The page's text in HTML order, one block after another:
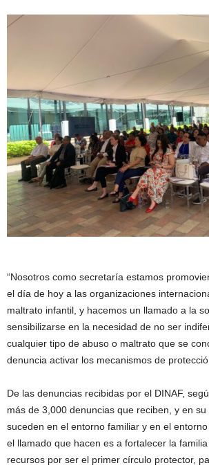
“Nosotros como secretaría estamos
el día de hoy a las organizaciones
maltrato infantil, y hacemos un llamado a la
sensibilizarse en la necesidad de no ser
cualquier tipo de abuso o maltrato que se
denuncia activar los mecanismos de
De las denuncias recibidas por el DINAF,
más de 3,000 denuncias que reciben, y en
suceden en el entorno familiar y en el
el llamado que hacen es a fortalecer la
recursos por ser el primer círculo protector,